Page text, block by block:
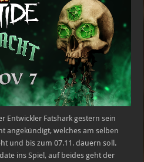
Entwickler Fatshark gestern sein
angekündigt, welches am selben
und bis zum 07.11. dauern soll.
ins Spiel, auf beides geht der